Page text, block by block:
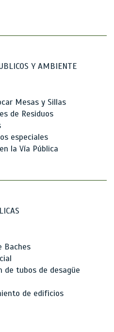
Y AMBIENTE
Mesas y Sillas
de Residuos
especiales
la Vía Pública
Baches
de tubos de desagüe
de edificios